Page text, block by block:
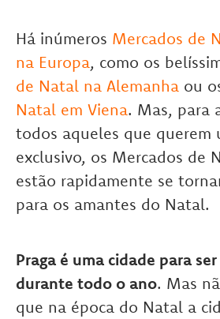
Há inúmeros Mercados de
na Europa, como os
de Natal na Alemanha ou
Natal em Viena. Mas, para
todos aqueles que querem
exclusivo, os Mercados de
estão rapidamente se
para os amantes do Natal.
Praga é uma cidade para
durante todo o ano. Mas
que na época do Natal a